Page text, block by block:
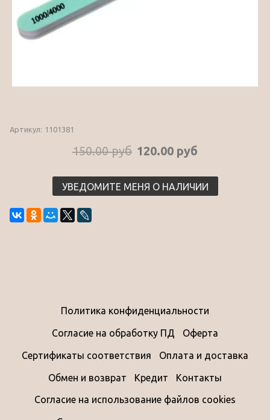
Артикул: 1101381
150.00 руб 120.00 руб
УВЕДОМИТЕ МЕНЯ О НАЛИЧИИ
Политика конфиденциальности
Согласие на обработку ПД Оферта
Сертификаты соответствия Оплата и доставка
Обмен и возврат Кредит Контакты
Согласие на использование файлов cookies